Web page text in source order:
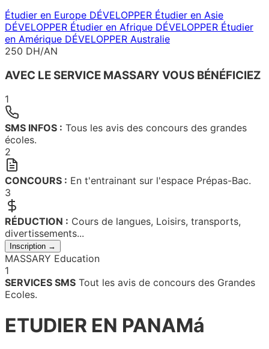
Étudier en Europe DÉVELOPPER Étudier en Asie
DÉVELOPPER Étudier en Afrique DÉVELOPPER Étudier
en Amérique DÉVELOPPER Australie
250 DH/AN
AVEC LE SERVICE MASSARY VOUS BÉNÉFICIEZ
1
SMS INFOS : Tous les avis des concours des grandes
écoles.
2
CONCOURS : En t'entrainant sur l'espace Prépas-Bac.
3
RÉDUCTION : Cours de langues, Loisirs, transports,
divertissements...
Inscription →
MASSARY Education
1
SERVICES SMS Tout les avis de concours des Grandes
Ecoles.
ETUDIER EN PANAMá